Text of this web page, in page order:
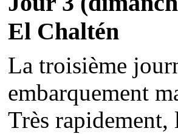
El Chaltén
La troisième
embarquement
Très rapidement,